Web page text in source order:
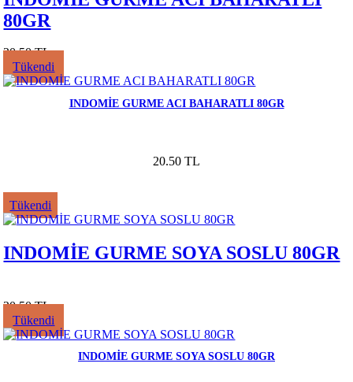
80GR
20.50 TL
Tükendi
INDOMİE GURME ACI BAHARATLI 80GR
20.50 TL
Tükendi
INDOMİE GURME SOYA SOSLU 80GR
20.50 TL
Tükendi
INDOMİE GURME SOYA SOSLU 80GR